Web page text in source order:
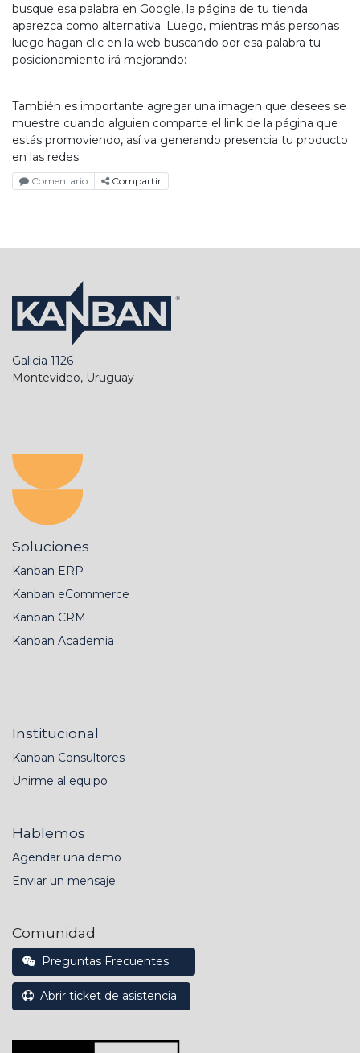
busque esa palabra en Google, la página de tu tienda
aparezca como alternativa. Luego, mientras más personas
luego hagan clic en la web buscando por esa palabra tu
posicionamiento irá mejorando:
También es importante agregar una imagen que desees se
muestre cuando alguien comparte el link de la página que
estás promoviendo, así va generando presencia tu producto
en las redes.
Comentario Compartir
Galicia 1126
Montevideo, Uruguay
Soluciones
Kanban ERP
Kanban eCommerce
Kanban CRM
Kanban Academia
Institucional
Kanban Consultores
Unirme al equipo
Hablemos
Agendar una demo
Enviar un mensaje
Comunidad
Preguntas Frecuentes
Abrir ticket de asistencia